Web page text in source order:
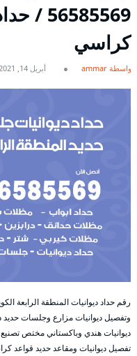
كراسي
بواسطة ammar أبريل 14, 2021
رقم حداد ديوانيات المنطقة الرابعة
وتفصيل ديوانيات مزارع وجلسات
ديوانيات هندي وباكستاني مختص
تفصيل ديوانيات ومقاعد حديد قواعد